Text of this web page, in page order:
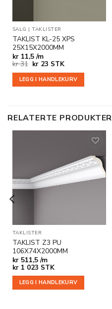
SALG |TAKLISTER
TAKLIST KL-25 XPS
25X15X2000MM
kr11,5 /m
kr31 Opprinnelig
var:
kr 31.
kr23Nåværende
er:
kr 23.
STK
LEGG I HANDLEKURV
RELATERTE PRODUKTER
Legg til
ønskeliste
TAKLISTER
TAKLIST Z3 PU
106X74X2000MM
kr511,5 /m
kr1 023 STK
LEGG I HANDLEKURV